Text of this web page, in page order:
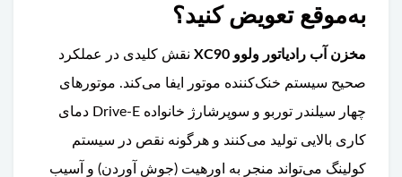
به‌موقع تعویض کنید؟
مخزن آب رادیاتور ولوو XC90
نقش کلیدی در عملکرد
صحیح سیستم خنک‌کننده موتور ایفا می‌کند. موتورهای
چهار سیلندر توربو و سوپرشارژ خانواده Drive-E دمای
کاری بالایی تولید می‌کنند و هرگونه نقص در سیستم
کولینگ می‌تواند منجر به اورهیت (جوش آوردن) و آسیب